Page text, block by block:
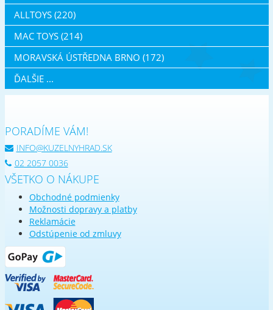
ALLTOYS (220)
MAC TOYS (214)
MORAVSKÁ ÚSTŘEDNA BRNO (172)
ĎALŠIE ...
PORADÍME VÁM!
INFO@KUZELNYHRAD.SK
02 2057 0036
VŠETKO O NÁKUPE
Obchodné podmienky
Možnosti dopravy a platby
Reklamácie
Odstúpenie od zmluvy